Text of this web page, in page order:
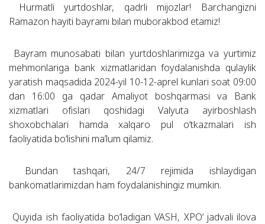
Hurmatli yurtdoshlar, qadrli mijozlar! Barchangizni
Ramazon hayiti bayrami bilan muborakbod etamiz!
Bayram munosabati bilan yurtdoshlarimizga va yurtimiz
mehmonlariga bank xizmatlaridan foydalanishda qulaylik
yaratish maqsadida 2024-yil 10-12-aprel kunlari soat 09:00
dan 16:00 ga qadar Amaliyot boshqarmasi va Bank
xizmatlari ofislari qoshidagi Valyuta ayirboshlash
shoxobchalari hamda xalqaro pul o‘tkazmalari ish
faoliyatida bo‘lishini maʼlum qilamiz.
Bundan tashqari, 24/7 rejimida ishlaydigan
bankomatlarimizdan ham foydalanishingiz mumkin.
Quyida ish faoliyatida bo‘ladigan VASH, XPO‘ jadvali ilova